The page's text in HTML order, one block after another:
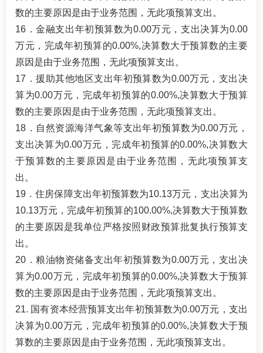
数的主要原因是由于业务范围，无此项预算支出。
16．金融支出年初预算数为0.00万元，支出决算为0.00
万元，完成年初预算的0.00%,决算数大于预算数的主要
原因是由于业务范围，无此项预算支出。
17．援助其他地区支出年初预算数为0.00万元，支出决
算为0.00万元，完成年初预算的0.00%,决算数大于预算
数的主要原因是由于业务范围，无此项预算支出。
18．自然资源海洋气象等支出年初预算数为0.00万元，
支出决算为0.00万元，完成年初预算的0.00%,决算数大
于预算数的主要原因是由于业务范围，无此项预算支
出。
19．住房保障支出年初预算数为10.13万元，支出决算为
10.13万元，完成年初预算的100.00%,决算数大于预算数
的主要原因是我单位严格按照财政预算批复执行预算支
出。
20．粮油物资储备支出年初预算数为0.00万元，支出决
算为0.00万元，完成年初预算的0.00%,决算数大于预算
数的主要原因是由于业务范围，无此项预算支出。
21. 国有资本经营预算支出年初预算数为0.00万元，支出
决算为0.00万元，完成年初预算的0.00%,决算数大于预
算数的主要原因是由于业务范围，无此项预算支出。